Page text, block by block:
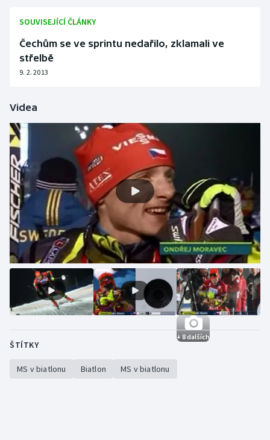
SOUVISEJÍCÍ ČLÁNKY
Čechům se ve sprintu nedařilo, zklamali ve
střelbě
9. 2. 2013
Videa
+ 8 dalších
ŠTÍTKY
MS v biatlonu Biatlon MS v biatlonu